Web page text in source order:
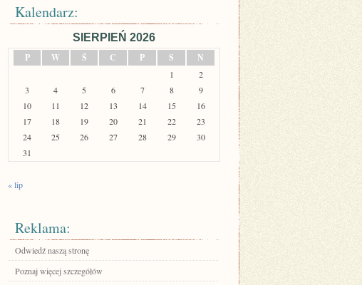
Kalendarz:
SIERPIEŃ 2026
P
W Ś C P S N
1
2
3
4 5 6 7 8
9
10
11 12 13 14 15
16
17
18 19 20 21 22
23
24
25 26 27 28 29
30
31
« lip
Reklama:
Odwiedź naszą stronę
Poznaj więcej szczegółów